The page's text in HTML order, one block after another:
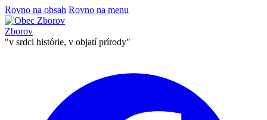
Rovno na obsah Rovno na menu
Zborov
"v srdci histórie, v objatí prírody"